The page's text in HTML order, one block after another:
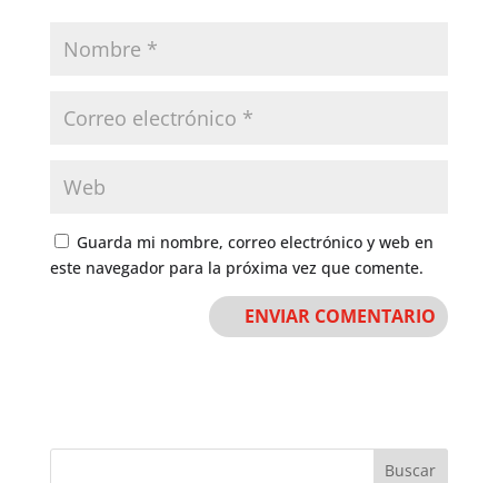
Guarda mi nombre, correo electrónico y web en
este navegador para la próxima vez que comente.
Buscar